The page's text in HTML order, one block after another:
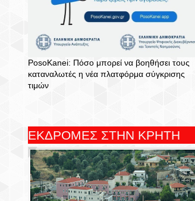
PosoKanei: Πόσο μπορεί να βοηθήσει τους
καταναλωτές η νέα πλατφόρμα σύγκρισης
τιμών
ΕΚΔΡΟΜΕΣ ΣΤΗΝ ΚΡΗΤΗ